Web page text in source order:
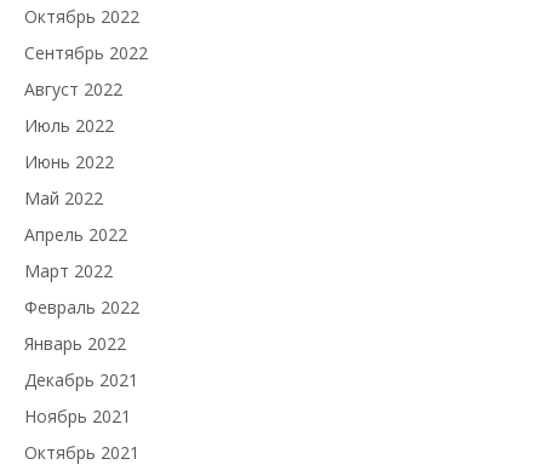
Октябрь 2022
Сентябрь 2022
Август 2022
Июль 2022
Июнь 2022
Май 2022
Апрель 2022
Март 2022
Февраль 2022
Январь 2022
Декабрь 2021
Ноябрь 2021
Октябрь 2021